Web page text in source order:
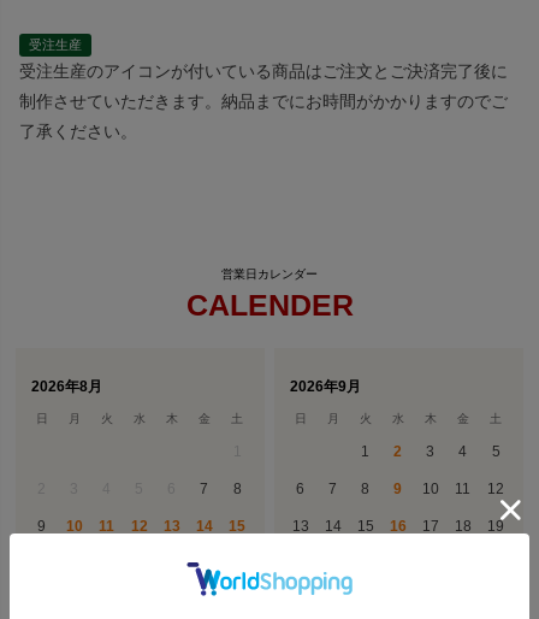
受注生産
受注生産のアイコンが付いている商品はご注文とご決済完了後に
制作させていただきます。納品までにお時間がかかりますのでご
了承ください。
CALENDER
2026年8月
日 月 火 水 木 金 土
7 8
9 10 11 12 13 14 15
21
28
2026年9月
日 月 火 水 木 金 土
1 2 3 4 5
6 7 8 9 10 11 12
13 14 15 16 17 18 19